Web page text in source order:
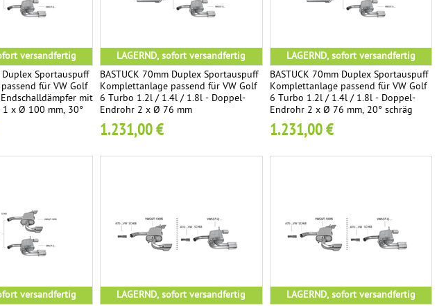
versandfertig
Duplex Sportauspuff
für VW Golf
mit
x Ø 100 mm, 30°
LAGERND, sofort versandfertig
BASTUCK 70mm Duplex Sportauspuff
Komplettanlage passend für VW Golf
6 Turbo 1.2l / 1.4l / 1.8l - Doppel-
Endrohr 2 x Ø 76 mm
1.231,00 €
LAGERND, sofort versandfertig
BASTUCK 70mm Duplex Sportauspuff
Komplettanlage passend für VW Golf
6 Turbo 1.2l / 1.4l / 1.8l - Doppel-
Endrohr 2 x Ø 76 mm, 20° schräg
geschnitten
1.231,00 €
versandfertig
LAGERND, sofort versandfertig
LAGERND, sofort versandfertig